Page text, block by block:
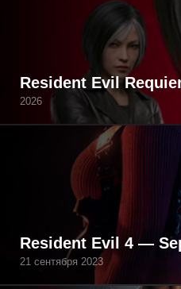
Resident Evil
2026
Resident Evil 4 —
21 сентября 2023